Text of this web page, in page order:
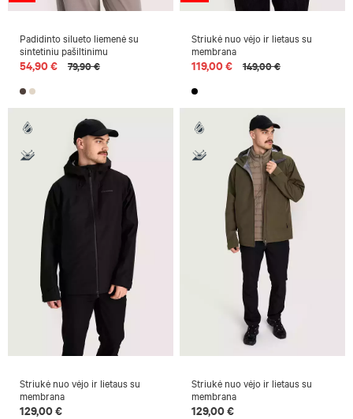
Padidinto silueto liemenė su
sintetiniu pašiltinimu
54,90 € 79,90 €
Striukė nuo vėjo ir lietaus su
membrana
119,00 € 149,00 €
Striukė nuo vėjo ir lietaus su
membrana
129,00 €
Striukė nuo vėjo ir lietaus su
membrana
129,00 €